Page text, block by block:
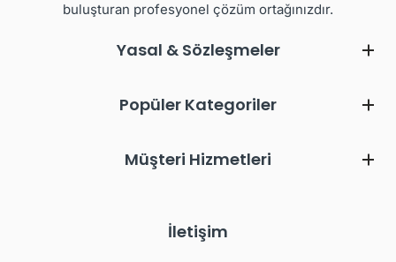
buluşturan profesyonel çözüm ortağınızdır.
Yasal & Sözleşmeler
Popüler Kategoriler
Müşteri Hizmetleri
İletişim